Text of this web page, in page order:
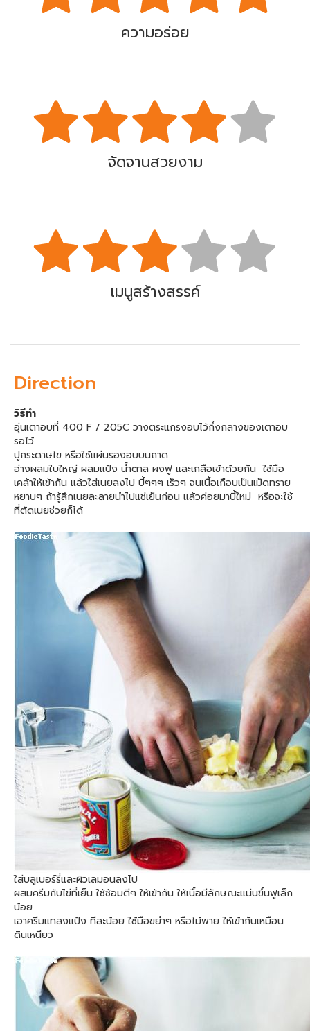
ความอร่อย
จัดจานสวยงาม
เมนูสร้างสรรค์
Direction
วิธีทำ
อุ่นเตาอบที่ 400 F / 205C วางตระแกรงอบไว้กึ่งกลางของเตาอบ
รอไว้
ปูกระดาษไข หรือใช้แผ่นรองอบบนถาด
อ่างผสมใบใหญ่ ผสมแป้ง น้ำตาล ผงฟู และเกลือเข้าด้วยกัน ใช้มือ
เคล้าให้เข้ากัน แล้วใส่เนยลงไป บี้ๆๆๆ เร็วๆ จนเนื้อเกือบเป็นเม็ดทราย
หยาบๆ ถ้ารู้สึกเนยละลายนำไปแช่เย็นก่อน แล้วค่อยมาบี้ใหม่ หรือจะใช้
ที่ตัดเนยช่วยก็ได้
ใส่บลูเบอร์รี่และผิวเลมอนลงไป
ผสมครีมกับไข่ที่เย็น ใช้ซ้อมตีๆ ให้เข้ากัน ให้เนื้อมีลักษณะแน่นขึ้นฟูเล็ก
น้อย
เอาครีมแทลงแป้ง ทีละน้อย ใช้มือขยำๆ หรือไม้พาย ให้เข้ากันเหมือน
ดินเหนียว